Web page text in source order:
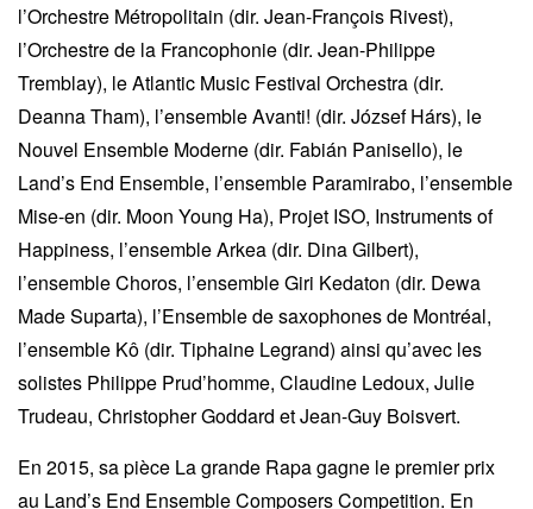
l’Orchestre Métropolitain (dir. Jean-François Rivest),
l’Orchestre de la Francophonie (dir. Jean-Philippe
Tremblay), le Atlantic Music Festival Orchestra (dir.
Deanna Tham), l’ensemble Avanti! (dir. József Hárs), le
Nouvel Ensemble Moderne (dir. Fabián Panisello), le
Land’s End Ensemble, l’ensemble Paramirabo, l’ensemble
Mise-en (dir. Moon Young Ha), Projet ISO, Instruments of
Happiness, l’ensemble Arkea (dir. Dina Gilbert),
l’ensemble Choros, l’ensemble Giri Kedaton (dir. Dewa
Made Suparta), l’Ensemble de saxophones de Montréal,
l’ensemble Kô (dir. Tiphaine Legrand) ainsi qu’avec les
solistes Philippe Prud’homme, Claudine Ledoux, Julie
Trudeau, Christopher Goddard et Jean-Guy Boisvert.
En 2015, sa pièce La grande Rapa gagne le premier prix
au Land’s End Ensemble Composers Competition. En